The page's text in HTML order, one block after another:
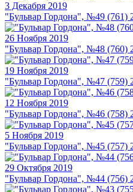
3 Декабря 2019
"Бульвар Гордона", №49 (761)
26 Ноября 2019
"Бульвар Гордона", №48 (760)
19 Ноября 2019
"Бульвар Гордона", №47 (759)
12 Ноября 2019
"Бульвар Гордона", №46 (758)
5 Ноября 2019
"Бульвар Гордона", №45 (757)
29 Октября 2019
"Бульвар Гордона", №44 (756)